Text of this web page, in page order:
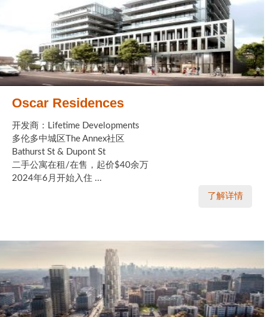
Oscar Residences
开发商：Lifetime Developments
多伦多中城区The Annex社区
Bathurst St & Dupont St
二手公寓在租/在售，起价$40余万
2024年6月开始入住 ...
了解详情